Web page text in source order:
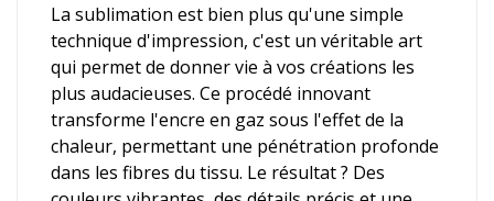
La sublimation est bien plus qu'une simple
technique d'impression, c'est un véritable art
qui permet de donner vie à vos créations les
plus audacieuses. Ce procédé innovant
transforme l'encre en gaz sous l'effet de la
chaleur, permettant une pénétration profonde
dans les fibres du tissu. Le résultat ? Des